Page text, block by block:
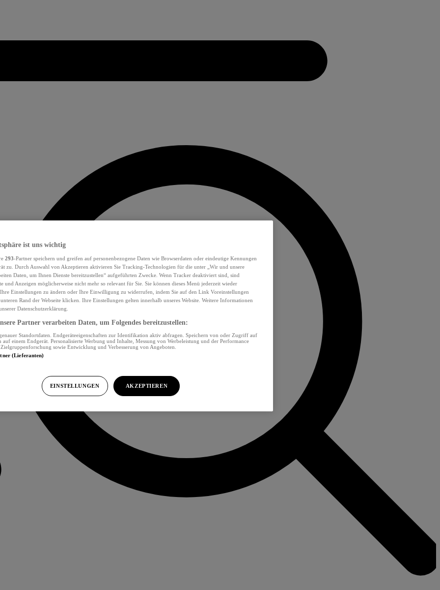
ist uns wichtig
293-Partner speichern und greifen auf personenbezogene Daten wie Browserdaten oder eindeutige Kennungen
zu. Durch Auswahl von Akzeptieren aktivieren Sie Tracking-Technologien für die unter „Wir und unsere
Daten, um Ihnen Dienste bereitzustellen“ aufgeführten Zwecke. Wenn Tracker deaktiviert sind, sind
und Anzeigen möglicherweise nicht mehr so relevant für Sie. Sie können dieses Menü jederzeit wieder
Einstellungen zu ändern oder Ihre Einwilligung zu widerrufen, indem Sie auf den Link Voreinstellungen
Rand der Webseite klicken. Ihre Einstellungen gelten innerhalb unseres Website. Weitere Informationen
Datenschutzerklärung.
Partner verarbeiten Daten, um Folgendes bereitzustellen:
Standortdaten. Endgeräteeigenschaften zur Identifikation aktiv abfragen. Speichern von oder Zugriff auf
einem Endgerät. Personalisierte Werbung und Inhalte, Messung von Werbeleistung und der Performance
sowie Entwicklung und Verbesserung von Angeboten.
(Lieferanten)
EINSTELLUNGEN AKZEPTIEREN